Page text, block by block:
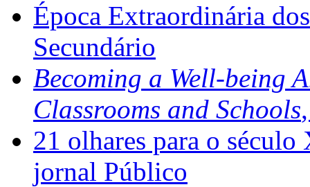
Época Extraordinária
Secundário
Becoming a Well-being
Classrooms and Schools
21 olhares para o
jornal Público